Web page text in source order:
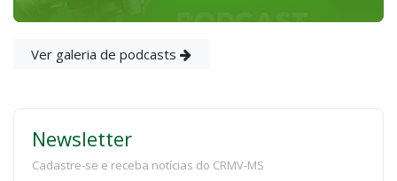
Ver galeria de podcasts
Newsletter
Cadastre-se e receba notícias do CRMV-MS